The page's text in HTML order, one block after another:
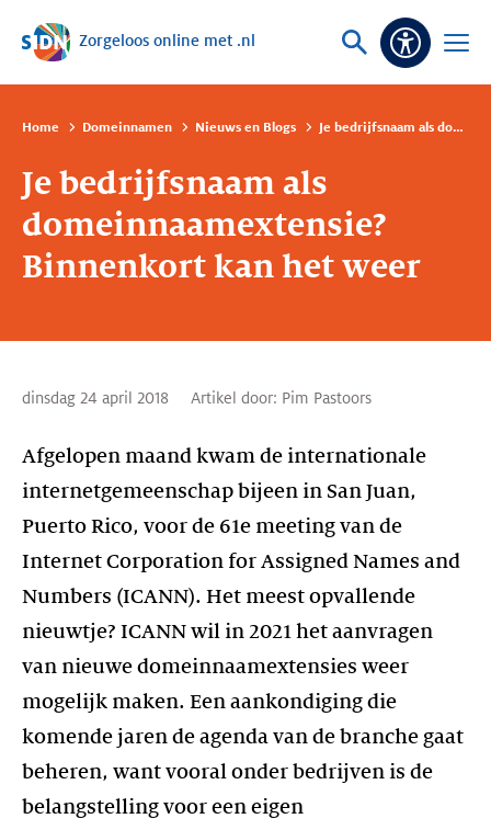
Sla navigatie over
Zorgeloos online met .nl
Vraag
Open
Home Domeinnamen Nieuws en Blogs Je bedrijfsnaam als domeinnaamextensie? Binnenkort kan het weer
Je bedrijfsnaam als
domeinnaamextensie?
Binnenkort kan het weer
dinsdag 24 april 2018 Artikel door: Pim Pastoors
Afgelopen maand kwam de internationale
internetgemeenschap bijeen in San Juan,
Puerto Rico, voor de 61e meeting van de
Internet Corporation for Assigned Names and
Numbers (ICANN). Het meest opvallende
nieuwtje? ICANN wil in 2021 het aanvragen
van nieuwe domeinnaamextensies weer
mogelijk maken. Een aankondiging die
komende jaren de agenda van de branche gaat
beheren, want vooral onder bedrijven is de
belangstelling voor een eigen